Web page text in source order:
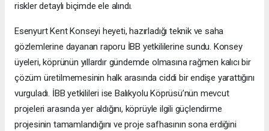
riskler detaylı biçimde ele alındı.
Esenyurt Kent Konseyi heyeti, hazırladığı teknik ve saha
gözlemlerine dayanan raporu İBB yetkililerine sundu. Konsey
üyeleri, köprünün yıllardır gündemde olmasına rağmen kalıcı bir
çözüm üretilmemesinin halk arasında ciddi bir endişe yarattığını
vurguladı. İBB yetkilileri ise Balıkyolu Köprüsü’nün mevcut
projeleri arasında yer aldığını, köprüyle ilgili güçlendirme
projesinin tamamlandığını ve proje safhasının sona erdiğini